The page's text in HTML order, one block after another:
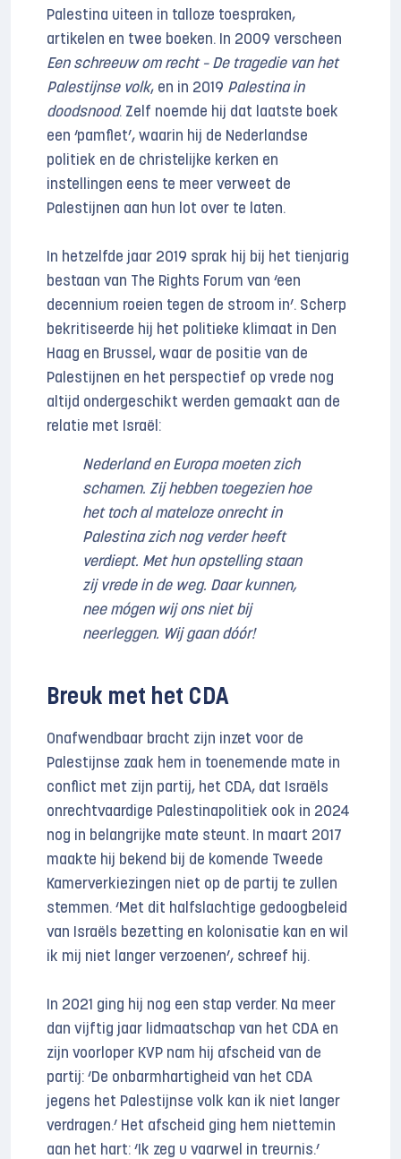
Palestina uiteen in talloze toespraken,
artikelen en twee boeken. In 2009 verscheen
Een schreeuw om recht – De tragedie van het
Palestijnse volk, en in 2019 Palestina in
doodsnood. Zelf noemde hij dat laatste boek
een ‘pamflet’, waarin hij de Nederlandse
politiek en de christelijke kerken en
instellingen eens te meer verweet de
Palestijnen aan hun lot over te laten.
In hetzelfde jaar 2019 sprak hij bij het tienjarig
bestaan van The Rights Forum van ‘een
decennium roeien tegen de stroom in’. Scherp
bekritiseerde hij het politieke klimaat in Den
Haag en Brussel, waar de positie van de
Palestijnen en het perspectief op vrede nog
altijd ondergeschikt werden gemaakt aan de
relatie met Israël:
Nederland en Europa moeten zich
schamen. Zij hebben toegezien hoe
het toch al mateloze onrecht in
Palestina zich nog verder heeft
verdiept. Met hun opstelling staan
zij vrede in de weg. Daar kunnen,
nee mógen wij ons niet bij
neerleggen. Wij gaan dóór!
Breuk met het CDA
Onafwendbaar bracht zijn inzet voor de
Palestijnse zaak hem in toenemende mate in
conflict met zijn partij, het CDA, dat Israëls
onrechtvaardige Palestinapolitiek ook in 2024
nog in belangrijke mate steunt. In maart 2017
maakte hij bekend bij de komende Tweede
Kamerverkiezingen niet op de partij te zullen
stemmen. ‘Met dit halfslachtige gedoogbeleid
van Israëls bezetting en kolonisatie kan en wil
ik mij niet langer verzoenen’, schreef hij.
In 2021 ging hij nog een stap verder. Na meer
dan vijftig jaar lidmaatschap van het CDA en
zijn voorloper KVP nam hij afscheid van de
partij: ‘De onbarmhartigheid van het CDA
jegens het Palestijnse volk kan ik niet langer
verdragen.’ Het afscheid ging hem niettemin
aan het hart: ‘Ik zeg u vaarwel in treurnis.’